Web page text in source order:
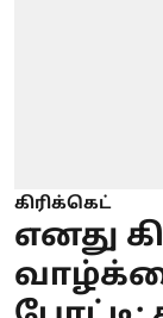
கிரிக்கெட்
எனது